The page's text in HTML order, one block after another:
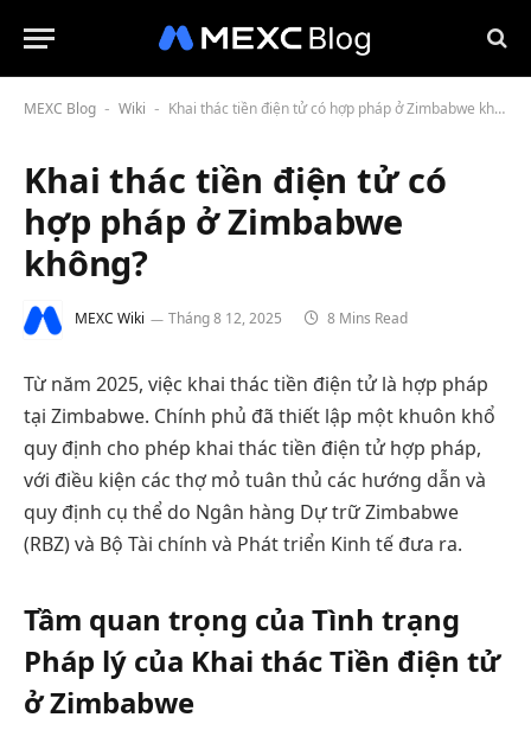
MEXC Blog - Wiki - Khai thác tiền điện tử có hợp pháp ở Zimbabwe không?
Khai thác tiền điện tử có
hợp pháp ở Zimbabwe
không?
MEXC Wiki Tháng 8 12, 2025 8 Mins Read
Từ năm 2025, việc khai thác tiền điện tử là hợp pháp
tại Zimbabwe. Chính phủ đã thiết lập một khuôn khổ
quy định cho phép khai thác tiền điện tử hợp pháp,
với điều kiện các thợ mỏ tuân thủ các hướng dẫn và
quy định cụ thể do Ngân hàng Dự trữ Zimbabwe
(RBZ) và Bộ Tài chính và Phát triển Kinh tế đưa ra.
Tầm quan trọng của Tình trạng
Pháp lý của Khai thác Tiền điện tử
ở Zimbabwe